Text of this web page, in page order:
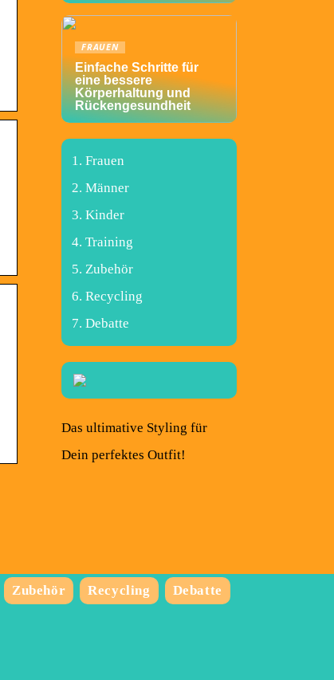
FRAUEN
Einfache Schritte für
eine bessere
Körperhaltung und
Rückengesundheit
Frauen
Männer
Kinder
Training
Zubehör
Recycling
Debatte
Das ultimative Styling für
Dein perfektes Outfit!
Zubehör Recycling Debatte